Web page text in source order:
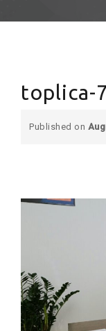
toplica-
Published on